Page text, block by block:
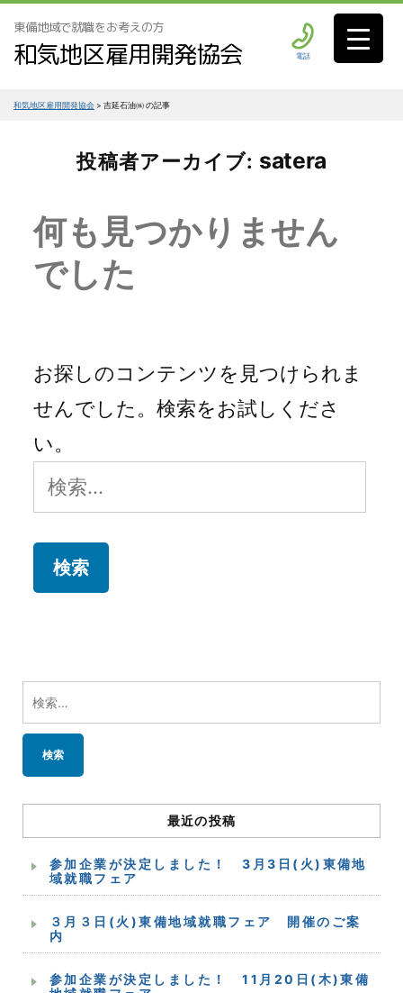
東備地域で就職をお考えの方
和気地区雇用開発協会 電話
和気地区雇用開発協会 > 吉延石油㈱ の記事
投稿者アーカイブ: satera
何も見つかりません
でした
お探しのコンテンツを見つけられま
せんでした。検索をお試しくださ
い。
検
索:
索:
最近の投稿
参加企業が決定しました！ 3月3日(火)東備地
域就職フェア
３月３日(火)東備地域就職フェア 開催のご案
内
参加企業が決定しました！ 11月20日(木)東備